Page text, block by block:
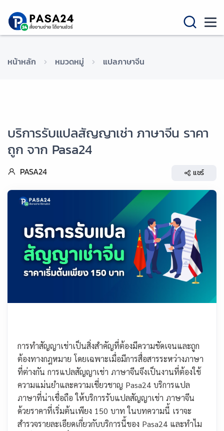
หน้าหลัก หมวดหมู่ แปลภาษาจีน
บริการรับแปลสัญญาเช่า ภาษาจีน ราคา
ถูก จาก Pasa24
PASA24 แชร์
การทำสัญญาเช่าเป็นสิ่งสำคัญที่ต้องมีความชัดเจนและถูก
ต้องทางกฎหมาย โดยเฉพาะเมื่อมีการสื่อสารระหว่างภาษา
ที่ต่างกัน การแปลสัญญาเช่า ภาษาจีนจึงเป็นงานที่ต้องใช้
ความแม่นยำและความเชี่ยวชาญ Pasa24 บริการแปล
ภาษาที่น่าเชื่อถือ ให้บริการรับแปลสัญญาเช่า ภาษาจีน
ด้วยราคาที่เริ่มต้นเพียง 150 บาท ในบทความนี้ เราจะ
สำรวจรายละเอียดเกี่ยวกับบริการนี้ของ Pasa24 และทำไม